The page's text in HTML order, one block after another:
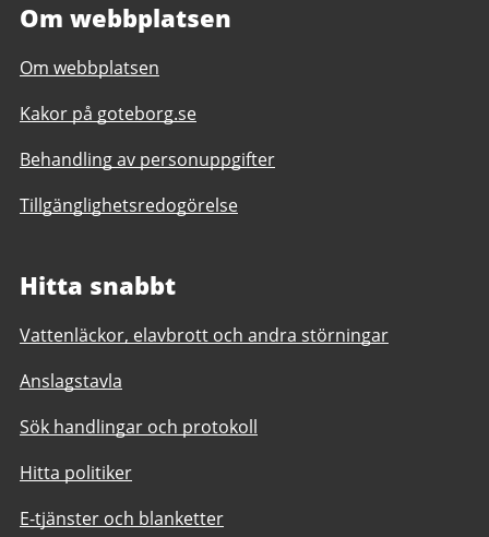
Om webbplatsen
Om webbplatsen
Kakor på goteborg.se
Behandling av personuppgifter
Tillgänglighetsredogörelse
Hitta snabbt
Vattenläckor, elavbrott och andra störningar
Anslagstavla
Sök handlingar och protokoll
Hitta politiker
E-tjänster och blanketter